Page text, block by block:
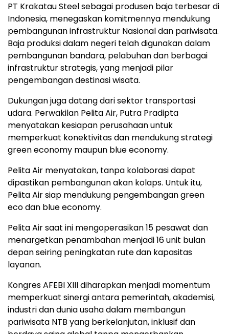
PT Krakatau Steel sebagai produsen baja terbesar di
Indonesia, menegaskan komitmennya mendukung
pembangunan infrastruktur Nasional dan pariwisata.
Baja produksi dalam negeri telah digunakan dalam
pembangunan bandara, pelabuhan dan berbagai
infrastruktur strategis, yang menjadi pilar
pengembangan destinasi wisata.
Dukungan juga datang dari sektor transportasi
udara. Perwakilan Pelita Air, Putra Pradipta
menyatakan kesiapan perusahaan untuk
memperkuat konektivitas dan mendukung strategi
green economy maupun blue economy.
Pelita Air menyatakan, tanpa kolaborasi dapat
dipastikan pembangunan akan kolaps. Untuk itu,
Pelita Air siap mendukung pengembangan green
eco dan blue economy.
Pelita Air saat ini mengoperasikan 15 pesawat dan
menargetkan penambahan menjadi 16 unit bulan
depan seiring peningkatan rute dan kapasitas
layanan.
Kongres AFEBI XIII diharapkan menjadi momentum
memperkuat sinergi antara pemerintah, akademisi,
industri dan dunia usaha dalam membangun
pariwisata NTB yang berkelanjutan, inklusif dan